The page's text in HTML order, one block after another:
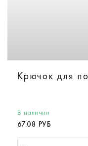
Крючок для
В наличии
67.08 РУБ